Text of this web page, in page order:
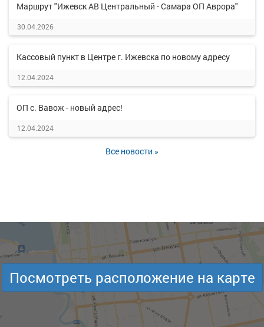
Маршрут "Ижевск АВ Центральный - Самара ОП Аврора"
30.04.2026
Кассовый пункт в Центре г. Ижевска по новому адресу
12.04.2024
ОП с. Вавож - новый адрес!
12.04.2024
Все новости »
Посмотреть расположение на карте